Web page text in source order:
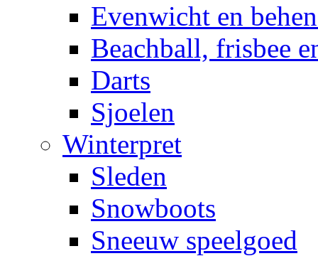
Evenwicht en
Beachball, frisbee
Darts
Sjoelen
Winterpret
Sleden
Snowboots
Sneeuw speelgoed